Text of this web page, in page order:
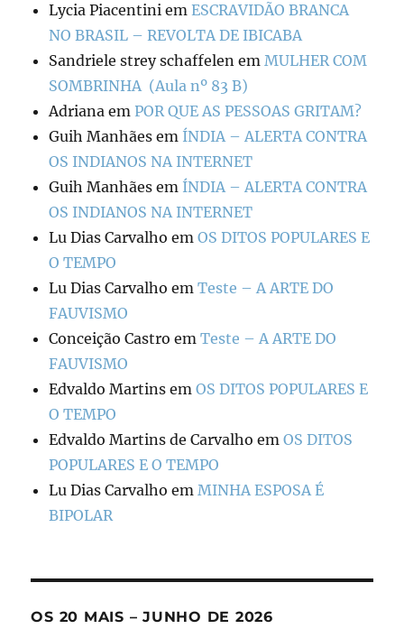
Lycia Piacentini emESCRAVIDÃO BRANCA
NO BRASIL – REVOLTA DE IBICABA
Sandriele strey schaffelen emMULHER COM
SOMBRINHA (Aula nº 83 B)
Adriana emPOR QUE AS PESSOAS GRITAM?
Guih Manhães em ÍNDIA – ALERTA CONTRA
OS INDIANOS NA INTERNET
Guih Manhães em ÍNDIA – ALERTA CONTRA
OS INDIANOS NA INTERNET
Lu Dias Carvalho emOS DITOS POPULARES E
O TEMPO
Lu Dias Carvalho emTeste – A ARTE DO
FAUVISMO
Conceição Castro emTeste – A ARTE DO
FAUVISMO
Edvaldo Martins emOS DITOS POPULARES E
O TEMPO
Edvaldo Martins de Carvalho emOS DITOS
POPULARES E O TEMPO
Lu Dias Carvalho emMINHA ESPOSA É
BIPOLAR
OS 20 MAIS – JUNHO DE 2026